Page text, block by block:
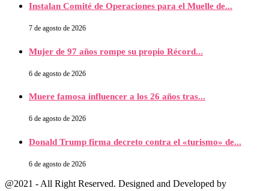
Instalan Comité de Operaciones para el Muelle de...
7 de agosto de 2026
Mujer de 97 años rompe su propio Récord...
6 de agosto de 2026
Muere famosa influencer a los 26 años tras...
6 de agosto de 2026
Donald Trump firma decreto contra el «turismo» de...
6 de agosto de 2026
@2021 - All Right Reserved. Designed and Developed by